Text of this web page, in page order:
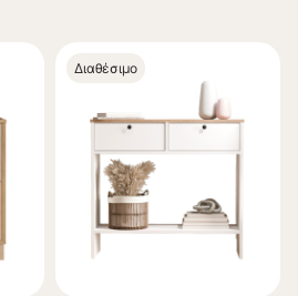
Διαθέσιμο